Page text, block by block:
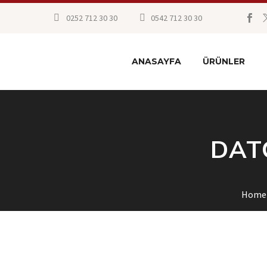
0252 712 30 30 0542 712 30 30
ANASAYFA ÜRÜNLER
Home